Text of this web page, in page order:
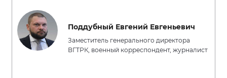
Поддубный Евгений Евгеньевич
Заместитель генерального директора
ВГТРК, военный корреспондент, журналист